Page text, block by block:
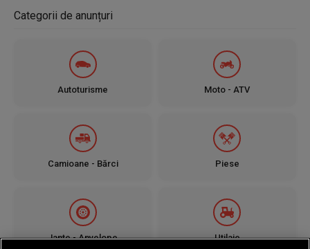
Categorii de anunțuri
Autoturisme Moto - ATV
Camioane - Bărci Piese
Jante - Anvelope Utilaje